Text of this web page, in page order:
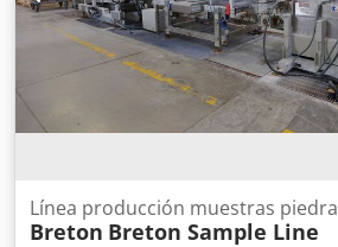
Línea producción muestras piedra
Breton Breton Sample Line